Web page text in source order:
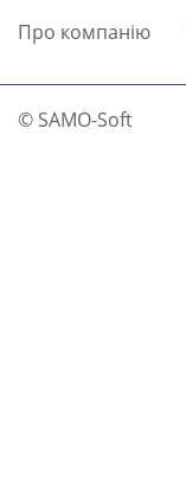
Про компанію
© SAMO-Soft